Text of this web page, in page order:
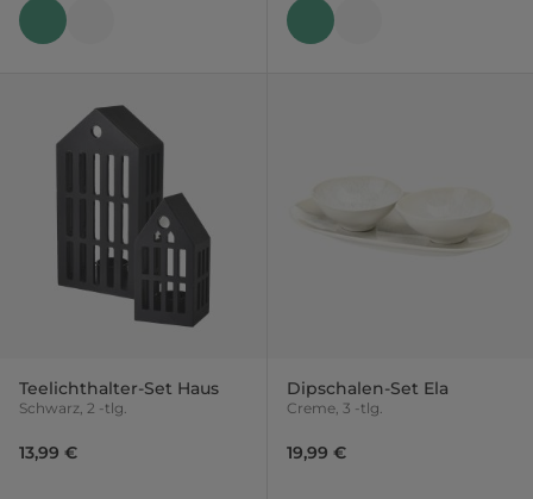
Teelichthalter-Set Haus
Schwarz, 2 -tlg.
13,99 €
Dipschalen-Set Ela
Creme, 3 -tlg.
19,99 €